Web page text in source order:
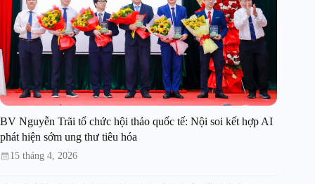
BV Nguyễn Trãi tổ chức hội thảo quốc tế: Nội soi kết hợp AI
phát hiện sớm ung thư tiêu hóa
15 tháng 4, 2026